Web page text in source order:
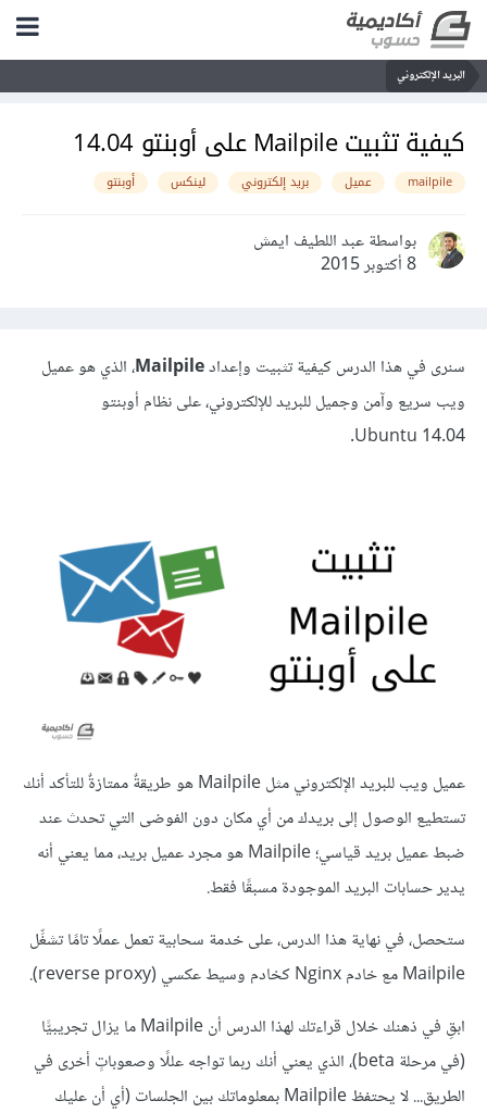
البريد الإلكتروني
كيفية تثبيت Mailpile على أوبنتو 14.04
mailpile عميل بريد إلكتروني لينكس أوبنتو
بواسطة عبد اللطيف ايمش
8 أكتوبر 2015
سنرى في هذا الدرس كيفية تثبيت وإعدادMailpile، الذي هو عميل
ويب سريع وآمن وجميل للبريد للإلكتروني، على نظام أوبنتو
Ubuntu 14.04.
عميل ويب للبريد الإلكتروني مثل Mailpile هو طريقةٌ ممتازةٌ للتأكد أنك
تستطيع الوصول إلى بريدك من أي مكان دون الفوضى التي تحدث عند
ضبط عميل بريد قياسي؛ Mailpile هو مجرد عميل بريد، مما يعني أنه
يدير حسابات البريد الموجودة مسبقًا فقط.
ستحصل، في نهاية هذا الدرس، على خدمة سحابية تعمل عملًا تامًا تشغِّل
Mailpile مع خادم Nginx كخادم وسيط عكسي (reverse proxy).
ابقِ في ذهنك خلال قراءتك لهذا الدرس أن Mailpile ما يزال تجريبيًّا
(في مرحلة beta)، الذي يعني أنك ربما تواجه عللًا وصعوباتٍ أخرى في
الطريق... لا يحتفظ Mailpile بمعلوماتك بين الجلسات (أي أن عليك